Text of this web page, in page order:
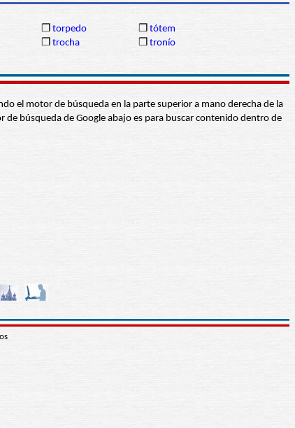
❒ torpedo ❒ tótem
❒ trocha ❒ tronío
el motor de búsqueda en la parte superior a mano derecha de la
búsqueda de Google abajo es para buscar contenido dentro de